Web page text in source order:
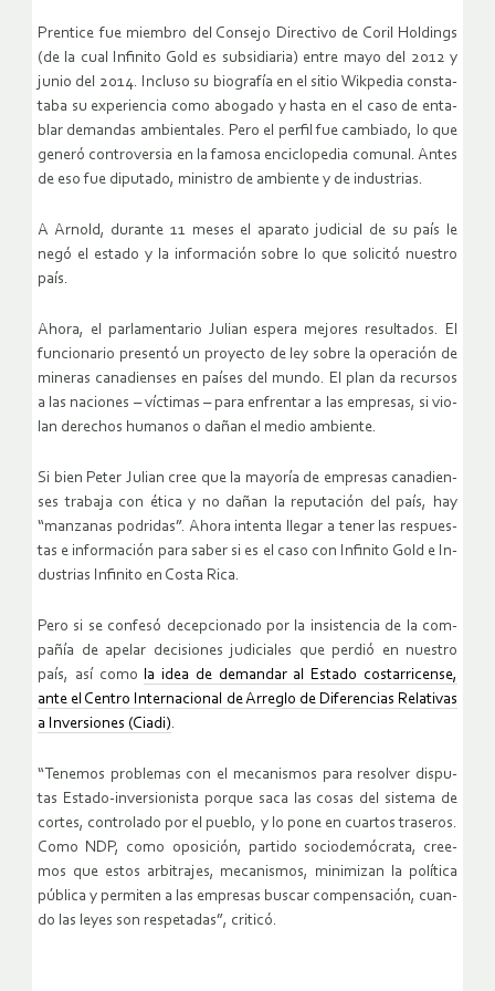
Pren­ti­ce fue miem­bro del Con­se­jo Di­rec­ti­vo de Coril Hol­dings
(de la cual In­fi­ni­to Gold es sub­si­dia­ria) entre mayo del 2012 y
junio del 2014. In­clu­so su bio­gra­fía en el sitio Wik­pe­dia cons­ta­
ta­ba su ex­pe­rien­cia como abo­ga­do y hasta en el caso de en­ta­
blar de­man­das am­bien­ta­les. Pero el per­fil fue cam­bia­do, lo que
ge­ne­ró con­tro­ver­sia en la fa­mo­sa en­ci­clo­pe­dia co­mu­nal. Antes
de eso fue dipu­tado, mi­nis­tro de am­bien­te y de in­dus­trias.
A Ar­nold, du­ran­te 11 meses el apa­ra­to ju­di­cial de su país le
negó el es­ta­do y la in­for­ma­ción sobre lo que so­li­ci­tó nues­tro
país.
Ahora, el par­la­men­ta­rio Ju­lian es­pe­ra me­jo­res re­sul­ta­dos. El
fun­cio­na­rio pre­sen­tó un pro­yec­to de ley sobre la ope­ra­ción de
mi­ne­ras ca­na­dien­ses en paí­ses del mundo. El plan da re­cur­sos
a las na­cio­nes – víc­ti­mas – para en­fren­tar a las em­pre­sas, si vio­
lan de­re­chos hu­ma­nos o dañan el medio am­bien­te.
Si bien Peter Ju­lian cree que la ma­yo­ría de em­pre­sas ca­na­dien­
ses tra­ba­ja con ética y no dañan la repu­tación del país, hay
“man­za­nas po­dri­das”. Ahora in­ten­ta lle­gar a tener las res­pues­
tas e in­for­ma­ción para saber si es el caso con In­fi­ni­to Gold e In­
dus­trias In­fi­ni­to en Costa Rica.
Pero si se con­fe­só de­cep­cio­na­do por la in­sis­ten­cia de la com­
pa­ñía de ape­lar de­ci­sio­nes ju­di­cia­les que per­dió en nues­tro
país, así como la idea de de­man­dar al Es­ta­do cos­ta­rri­cen­se,
ante el Cen­tro In­ter­na­cio­nal de Arre­glo de Di­fe­ren­cias Re­la­ti­vas
a In­ver­sio­nes (Ciadi).
“Te­ne­mos pro­ble­mas con el me­ca­nis­mos para re­sol­ver dispu­
tas Es­ta­do-in­ver­sio­nis­ta por­que saca las cosas del sis­te­ma de
cor­tes, con­tro­la­do por el pue­blo, y lo pone en cuar­tos tra­se­ros.
Como NDP, como opo­si­ción, par­ti­do so­cio­de­mó­cra­ta, cree­
mos que estos ar­bi­tra­jes, me­ca­nis­mos, mi­ni­mi­zan la po­lí­ti­ca
pú­bli­ca y per­mi­ten a las em­pre­sas bus­car com­pen­sa­ción, cuan­
do las leyes son res­pe­ta­das”, cri­ti­có.